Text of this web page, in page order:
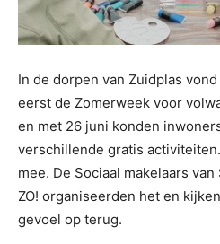
In de dorpen van Zuidplas
eerst de Zomerweek voor
en met 26 juni konden
verschillende gratis
mee. De Sociaal makelaars
ZO! organiseerden het en
gevoel op terug.